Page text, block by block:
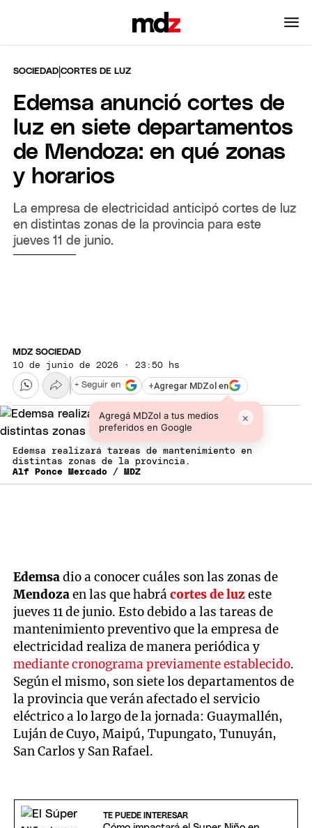
SOCIEDAD |CORTES DE LUZ
Edemsa anunció cortes de
luz en siete departamentos
de Mendoza: en qué zonas
y horarios
La empresa de electricidad anticipó cortes de luz
en distintas zonas de la provincia para este
jueves 11 de junio.
MDZ SOCIEDAD
10 de junio de 2026 · 23:50 hs
+Agregar MDZol en
Agregá MDZol a tus medios
preferidos en Google
×
+ Seguir en
Edemsa realizará tareas de mantenimiento en
distintas zonas de la provincia.
Alf Ponce Mercado / MDZ
Edemsadio a conocer cuáles son las zonas de
Mendozaen las que habrácortes de luz este
jueves 11 de junio. Esto debido a las tareas de
mantenimiento preventivo que la empresa de
electricidad realiza de manera periódica y
mediante cronograma previamente establecido.
Según el mismo, son siete los departamentos de
la provincia que verán afectado el servicio
eléctrico a lo largo de la jornada: Guaymallén,
Luján de Cuyo, Maipú, Tupungato, Tunuyán,
San Carlos y San Rafael.
TE PUEDE INTERESAR